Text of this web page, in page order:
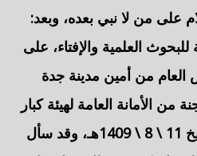
على من لا نبي بعده، وبعد:
العلمية والإفتاء، على
من أمين مدينة جدة
من الأمانة العامة لهيئة كبار
العلماء برقم (5597) وتاريخ 11 \ 8 \ 1409هـ، وقد سأل